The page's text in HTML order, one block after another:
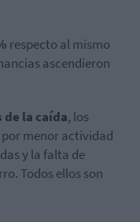
respecto al mismo
ascendieron
la caída, los
por menor actividad
y la falta de
Todos ellos son